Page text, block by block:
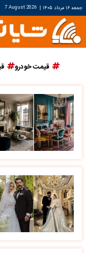
جمعه ۱۶ مرداد ۱۴۰۵ |
7 August 2026
قیمت خودرو